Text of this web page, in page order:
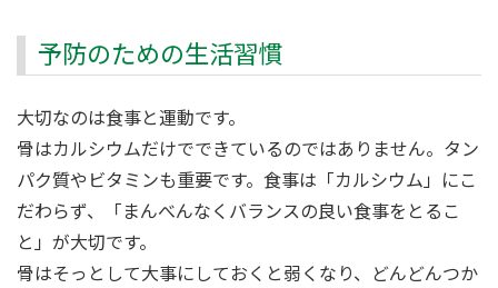
予防のための生活習慣
大切なのは食事と運動です。
骨はカルシウムだけでできているのではありません。タン
パク質やビタミンも重要です。食事は「カルシウム」にこ
だわらず、「まんべんなくバランスの良い食事をとるこ
と」が大切です。
骨はそっとして大事にしておくと弱くなり、どんどんつか